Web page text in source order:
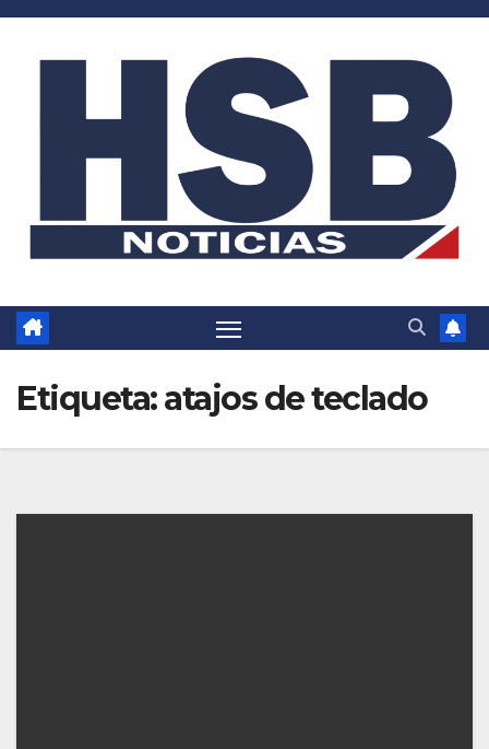
Saltar
Etiqueta:atajos de teclado